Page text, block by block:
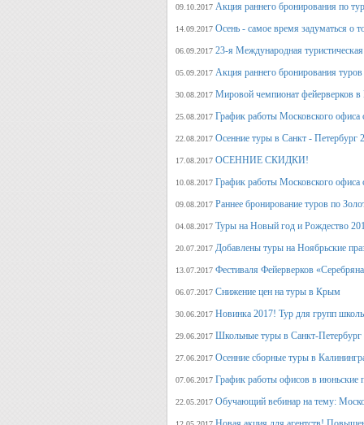
09.10.2017 Акция раннего бронирования по
14.09.2017 Осень - самое время задуматься о
06.09.2017 23-я Международная
05.09.2017 Акция раннего бронирования
30.08.2017 Мировой чемпионат фейерверков в
25.08.2017 График работы Московского офиса
22.08.2017 Осенние туры в Санкт - Петербург
17.08.2017 ОСЕННИЕ СКИДКИ!
10.08.2017 График работы Московского офиса
09.08.2017 Раннее бронирование туров по
04.08.2017 Туры на Новый год и Рождество
20.07.2017 Добавлены туры на Ноябрьские
13.07.2017 Фестиваля Фейерверков
06.07.2017 Снижение цен на туры в Крым
30.06.2017 Новинка 2017! Тур для групп
29.06.2017 Школьные туры в Санкт-Петербург
27.06.2017 Осенние сборные туры в
07.06.2017 График работы офисов в июньские
22.05.2017 Обучающий вебинар на тему: